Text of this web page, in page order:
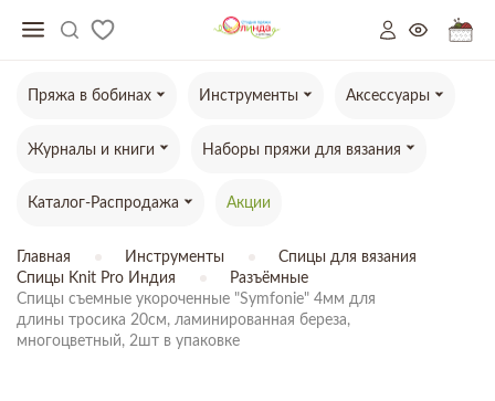
Пряжа в бобинах Инструменты Аксессуары
Журналы и книги Наборы пряжи для вязания
Каталог-Распродажа Акции
Главная Инструменты
Спицы для вязания
Спицы Knit Pro Индия
Разъёмные
Спицы съемные укороченные "Symfonie" 4мм для
длины тросика 20см, ламинированная береза,
многоцветный, 2шт в упаковке